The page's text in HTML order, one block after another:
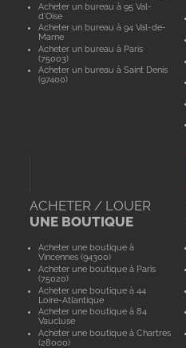
Acheter un bureau à 95 Val-
d'Oise
Acheter un bureau à 94 Val-de-
Marne
Acheter un bureau à Paris
(75003)
Acheter un bureau à Saint Denis
(97400)
ACHETER / LOUER
UNE BOUTIQUE
Acheter une boutique à
Vincennes (94300)
Acheter une boutique à Paris
(75020)
Acheter une boutique à 44
Loire-Atlantique
Acheter une boutique à 84
Vaucluse
Acheter une boutique à Chartres
(28000)